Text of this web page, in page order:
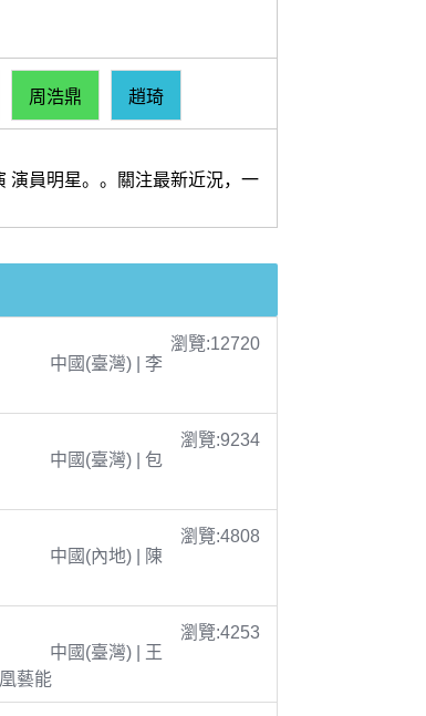
周浩鼎 趙琦
演員明星。。關注最新近況，一
瀏覽:12720
中國(臺灣) | 李
瀏覽:9234
中國(臺灣) | 包
瀏覽:4808
中國(內地) | 陳
瀏覽:4253
中國(臺灣) | 王
藝能